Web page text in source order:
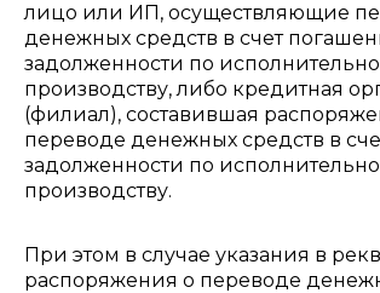
лицо или ИП, осуществляющие
денежных средств в счет
задолженности по
производству, либо кредитная
(филиал), составившая
переводе денежных средств ‎в
задолженности по
производству.
При этом в случае указания в
распоряжения о переводе